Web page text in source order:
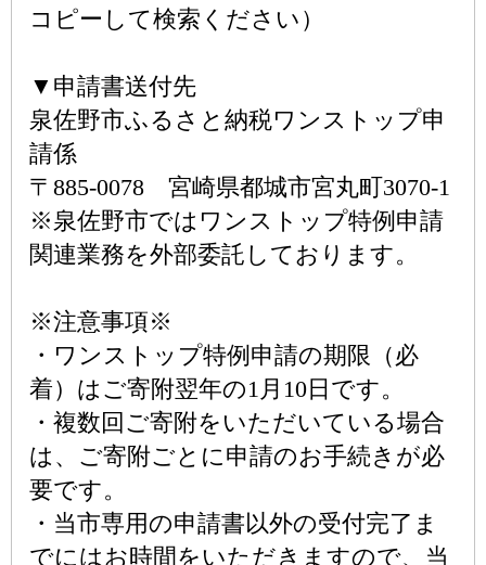
コピーして検索ください）
▼申請書送付先
泉佐野市ふるさと納税ワンストップ申
請係
〒885-0078 宮崎県都城市宮丸町3070-1
※泉佐野市ではワンストップ特例申請
関連業務を外部委託しております。
※注意事項※
・ワンストップ特例申請の期限（必
着）はご寄附翌年の1月10日です。
・複数回ご寄附をいただいている場合
は、ご寄附ごとに申請のお手続きが必
要です。
・当市専用の申請書以外の受付完了ま
でにはお時間をいただきますので、当